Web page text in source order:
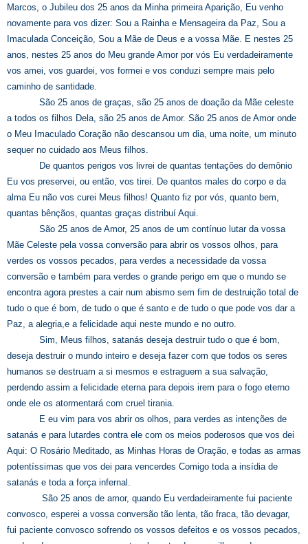
Marcos, o Jubileu dos 25 anos da Minha primeira Aparição, Eu venho
novamente para vos dizer: Sou a Rainha e Mensageira da Paz, Sou a
Imaculada Conceição, Sou a Mãe de Deus e a vossa Mãe. E nestes 25
anos, nestes 25 anos do Meu grande Amor por vós Eu verdadeiramente
vos amei, vos guardei, vos formei e vos conduzi sempre mais pelo
caminho de santidade.
São 25 anos de graças, são 25 anos de doação da Mãe celeste
a todos os filhos Dela, são 25 anos de Amor. São 25 anos de Amor onde
o Meu Imaculado Coração não descansou um dia, uma noite, um minuto
sequer no cuidado aos Meus filhos.
De quantos perigos vos livrei de quantas tentações do demônio
Eu vos preservei, ou então, vos tirei. De quantos males do corpo e da
alma Eu não vos curei Meus filhos! Quanto fiz por vós, quanto bem,
quantas bênçãos, quantas graças distribuí Aqui.
São 25 anos de Amor, 25 anos de um contínuo lutar da vossa
Mãe Celeste pela vossa conversão para abrir os vossos olhos, para
verdes os vossos pecados, para verdes a necessidade da vossa
conversão e também para verdes o grande perigo em que o mundo se
encontra agora prestes a cair num abismo sem fim de destruição total de
tudo o que é bom, de tudo o que é santo e de tudo o que pode vos dar a
Paz, a alegria,e a felicidade aqui neste mundo e no outro.
Sim, Meus filhos, satanás deseja destruir tudo o que é bom,
deseja destruir o mundo inteiro e deseja fazer com que todos os seres
humanos se destruam a si mesmos e estraguem a sua salvação,
perdendo assim a felicidade eterna para depois irem para o fogo eterno
onde ele os atormentará com cruel tirania.
E eu vim para vos abrir os olhos, para verdes as intenções de
satanás e para lutardes contra ele com os meios poderosos que vos dei
Aqui: O Rosário Meditado, as Minhas Horas de Oração, e todas as armas
potentíssimas que vos dei para vencerdes Comigo toda a insídia de
satanás e toda a força infernal.
São 25 anos de amor, quando Eu verdadeiramente fui paciente
convosco, esperei a vossa conversão tão lenta, tão fraca, tão devagar,
fui paciente convosco sofrendo os vossos defeitos e os vossos pecados,